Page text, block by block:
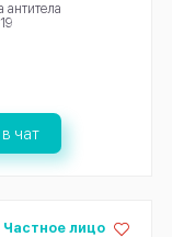
антитела
чат
Частное лицо